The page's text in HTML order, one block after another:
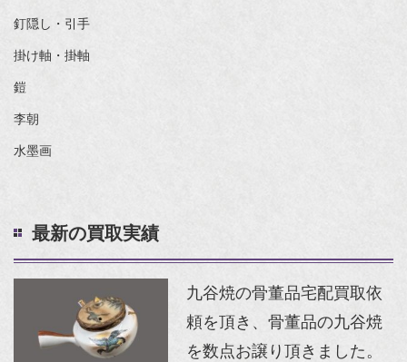
釘隠し・引手
掛け軸・掛軸
鎧
李朝
水墨画
最新の買取実績
九谷焼の骨董品宅配買取依
頼を頂き、骨董品の九谷焼
を数点お譲り頂きました。